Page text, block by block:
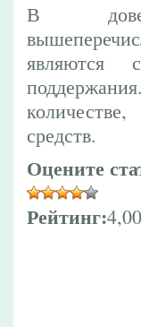
В
являются
средств.
Оцените
Рейтинг: